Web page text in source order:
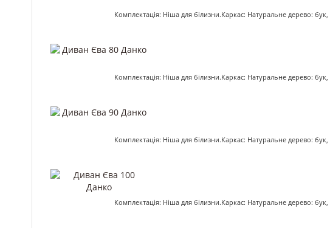
Комплектація: Ніша для білизни.Каркас: Натуральне дерево:
Комплектація: Ніша для білизни.Каркас: Натуральне дерево:
Комплектація: Ніша для білизни.Каркас: Натуральне дерево:
Комплектація: Ніша для білизни.Каркас: Натуральне дерево: